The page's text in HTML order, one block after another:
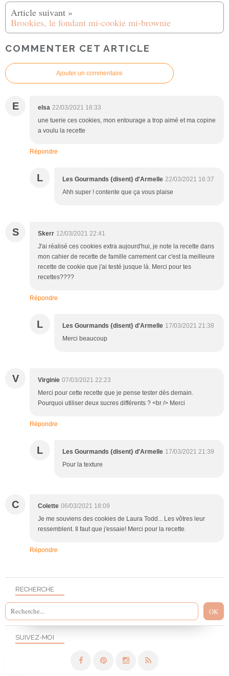
Brookies, le fondant mi-cookie mi-brownie
COMMENTER CET ARTICLE
Ajouter un commentaire
E elsa 22/03/2021 16:33
une tuerie ces cookies, mon entourage a trop aimé et ma copine
a voulu la recette
Répondre
L Les Gourmands {disent} d'Armelle 22/03/2021 16:37
Ahh super ! contente que ça vous plaise
S Skerr 12/03/2021 22:41
J'ai réalisé ces cookies extra aujourd'hui, je note la recette dans
mon cahier de recette de famille carrement car c'est la meilleure
recette de cookie que j'ai testé jusque là. Merci pour tes
recettes????
Répondre
L Les Gourmands {disent} d'Armelle 17/03/2021 21:38
Merci beaucoup
V Virginie 07/03/2021 22:23
Merci pour cette recette que je pense tester dès demain.
Pourquoi utiliser deux sucres différents ? <br /> Merci
Répondre
L Les Gourmands {disent} d'Armelle 17/03/2021 21:39
Pour la texture
C Colette 06/03/2021 18:09
Je me souviens des cookies de Laura Todd... Les vôtres leur
ressemblent. Il faut que j'essaie! Merci pour la recette.
Répondre
SUIVEZ-MOI
RECHERCHE